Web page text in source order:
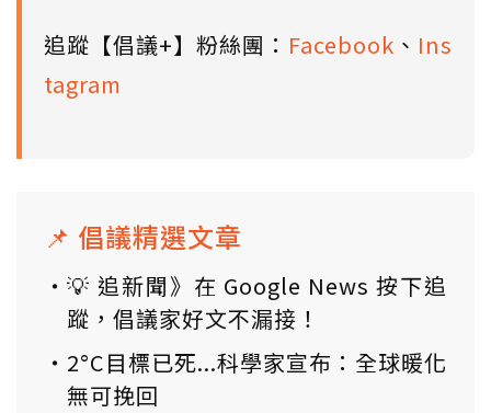
追蹤【倡議+】粉絲團： Facebook 、 Ins
tagram
📌 倡議精選文章
💡 追新聞》在 Google News 按下追
蹤，倡議家好文不漏接！
2°C目標已死...科學家宣布：全球暖化
無可挽回